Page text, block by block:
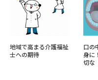
地域で高まる介護福祉
士への期待
口の
身に
切な